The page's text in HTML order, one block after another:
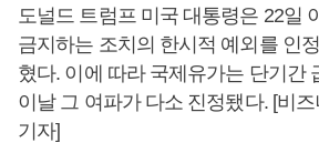
도널드 트럼프 미국 대통령은 22일
금지하는 조치의 한시적 예외를 인
혔다. 이에 따라 국제유가는 단기간
이날 그 여파가 다소 진정됐다. [비
기자]